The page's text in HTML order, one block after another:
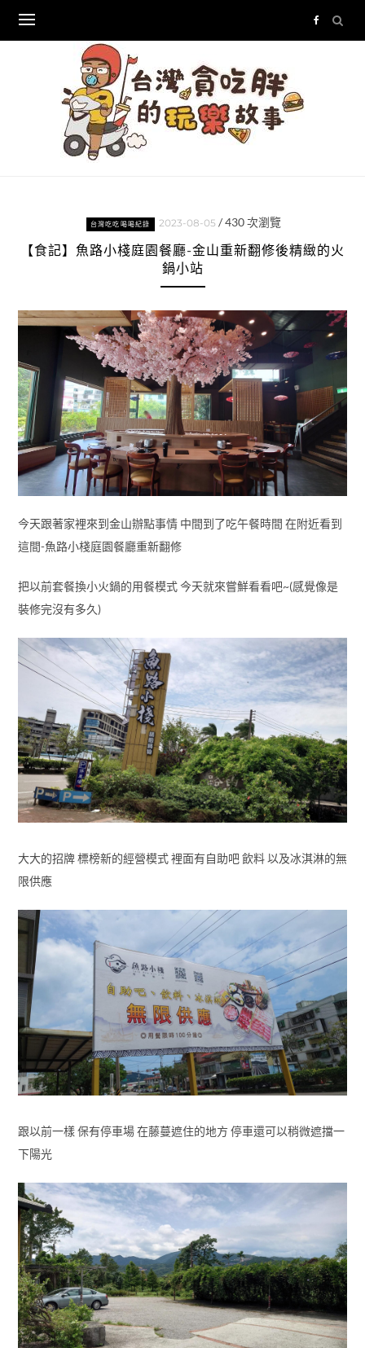
content
台灣吃吃喝喝紀錄 2023-08-05 /430次瀏覽
【食記】魚路小棧庭園餐廳-金山重新翻修後精緻的火
鍋小站
今天跟著家裡來到金山辦點事情 中間到了吃午餐時間 在附近看到
這間-魚路小棧庭園餐廳重新翻修
把以前套餐換小火鍋的用餐模式 今天就來嘗鮮看看吧~(感覺像是
裝修完沒有多久)
大大的招牌 標榜新的經營模式 裡面有自助吧 飲料 以及冰淇淋的無
限供應
跟以前一樣 保有停車場 在藤蔓遮住的地方 停車還可以稍微遮擋一
下陽光